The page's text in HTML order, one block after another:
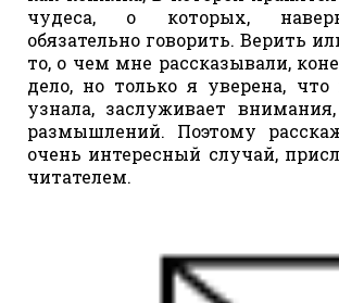
чудеса, о которых,
обязательно говорить. Верить
то, о чем мне рассказывали,
дело, но только я уверена,
узнала, заслуживает
размышлений. Поэтому
очень интересный случай,
читателем.